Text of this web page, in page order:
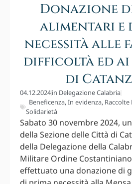
Donazione
alimentari e
necessità alle
difficoltà ed ai
di
04.12.2024in Delegazione Calabria
Beneficenza,In evidenza, Raccolte
Solidarietà
Sabato 30 novembre 2024,
della Sezione delle Città di
della Delegazione della
Militare Ordine
effettuato una donazione di